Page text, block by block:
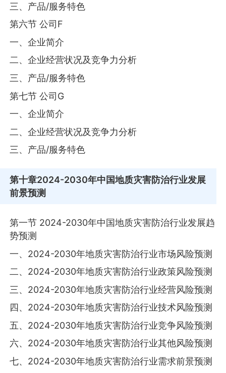
三、产品/服务特色
第六节 公司F
一、企业简介
二、企业经营状况及竞争力分析
三、产品/服务特色
第七节 公司G
一、企业简介
二、企业经营状况及竞争力分析
三、产品/服务特色
第十章2024-2030年中国地质灾害防治行业发展
前景预测
第一节 2024-2030年中国地质灾害防治行业发展趋
势预测
一、2024-2030年地质灾害防治行业市场风险预测
二、2024-2030年地质灾害防治行业政策风险预测
三、2024-2030年地质灾害防治行业经营风险预测
四、2024-2030年地质灾害防治行业技术风险预测
五、2024-2030年地质灾害防治行业竞争风险预测
六、2024-2030年地质灾害防治行业其他风险预测
七、2024-2030年地质灾害防治行业需求前景预测